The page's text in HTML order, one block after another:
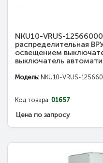
NKU10-VRUS-
распределительная
освещением
выключатель
Модель: NKU10-VRUS-
Код товара: 01657
Цена по запросу